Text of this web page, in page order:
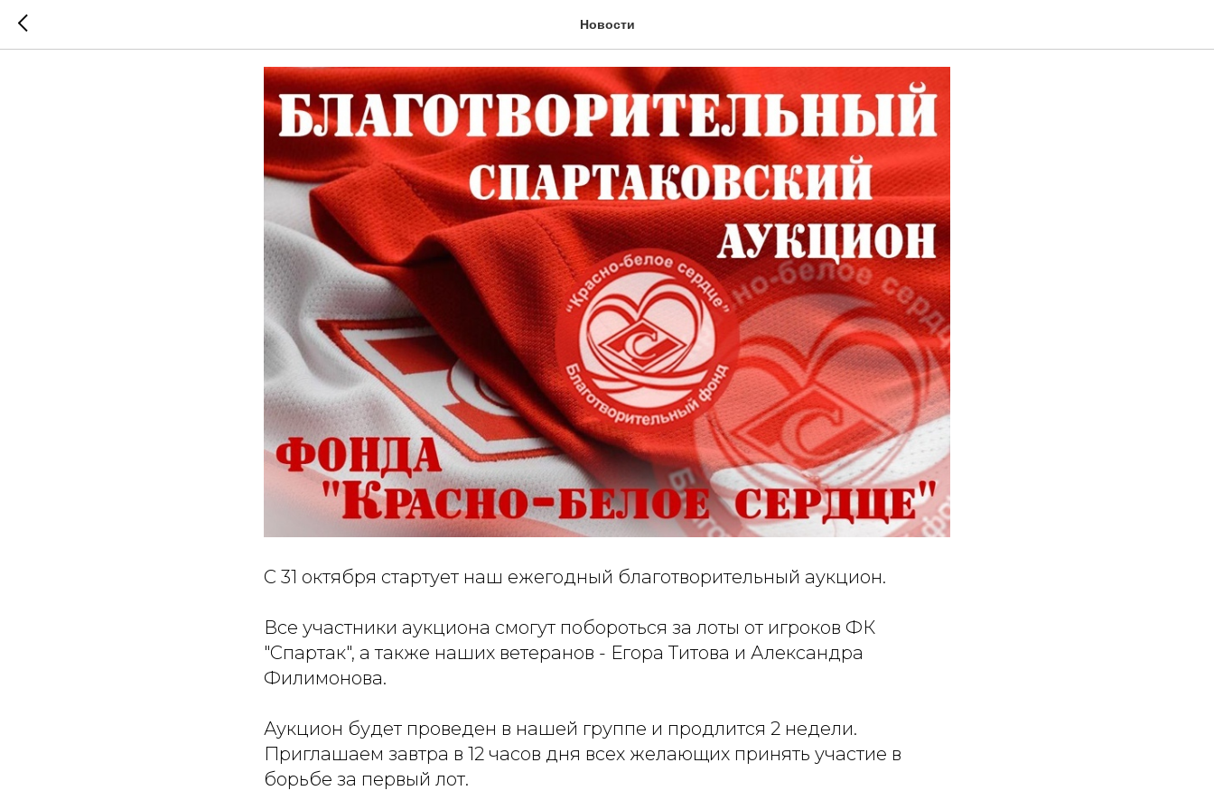
Новости
С 31 октября стартует наш ежегодный благотворительный аукцион.
Все участники аукциона смогут побороться за лоты от игроков ФК
"Спартак", а также наших ветеранов - Егора Титова и Александра
Филимонова.
Аукцион будет проведен в нашей группе и продлится 2 недели.
Приглашаем завтра в 12 часов дня всех желающих принять участие в
борьбе за первый лот.